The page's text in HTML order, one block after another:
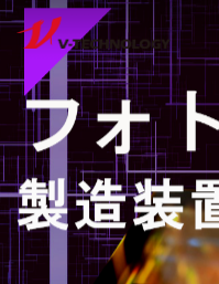
企業情報
製品・事業
IR情報
採用情報